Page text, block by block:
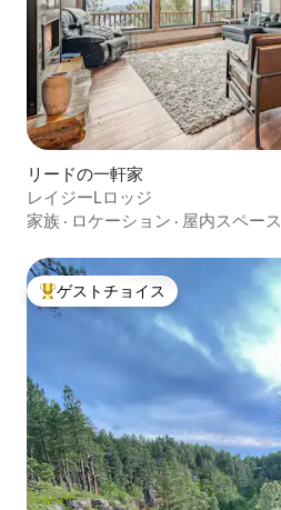
リードの一軒家
レイジーLロッジ
家族 · ロケーション · 屋内スペース
大好評のゲストチョイスです。
ゲストチョイス